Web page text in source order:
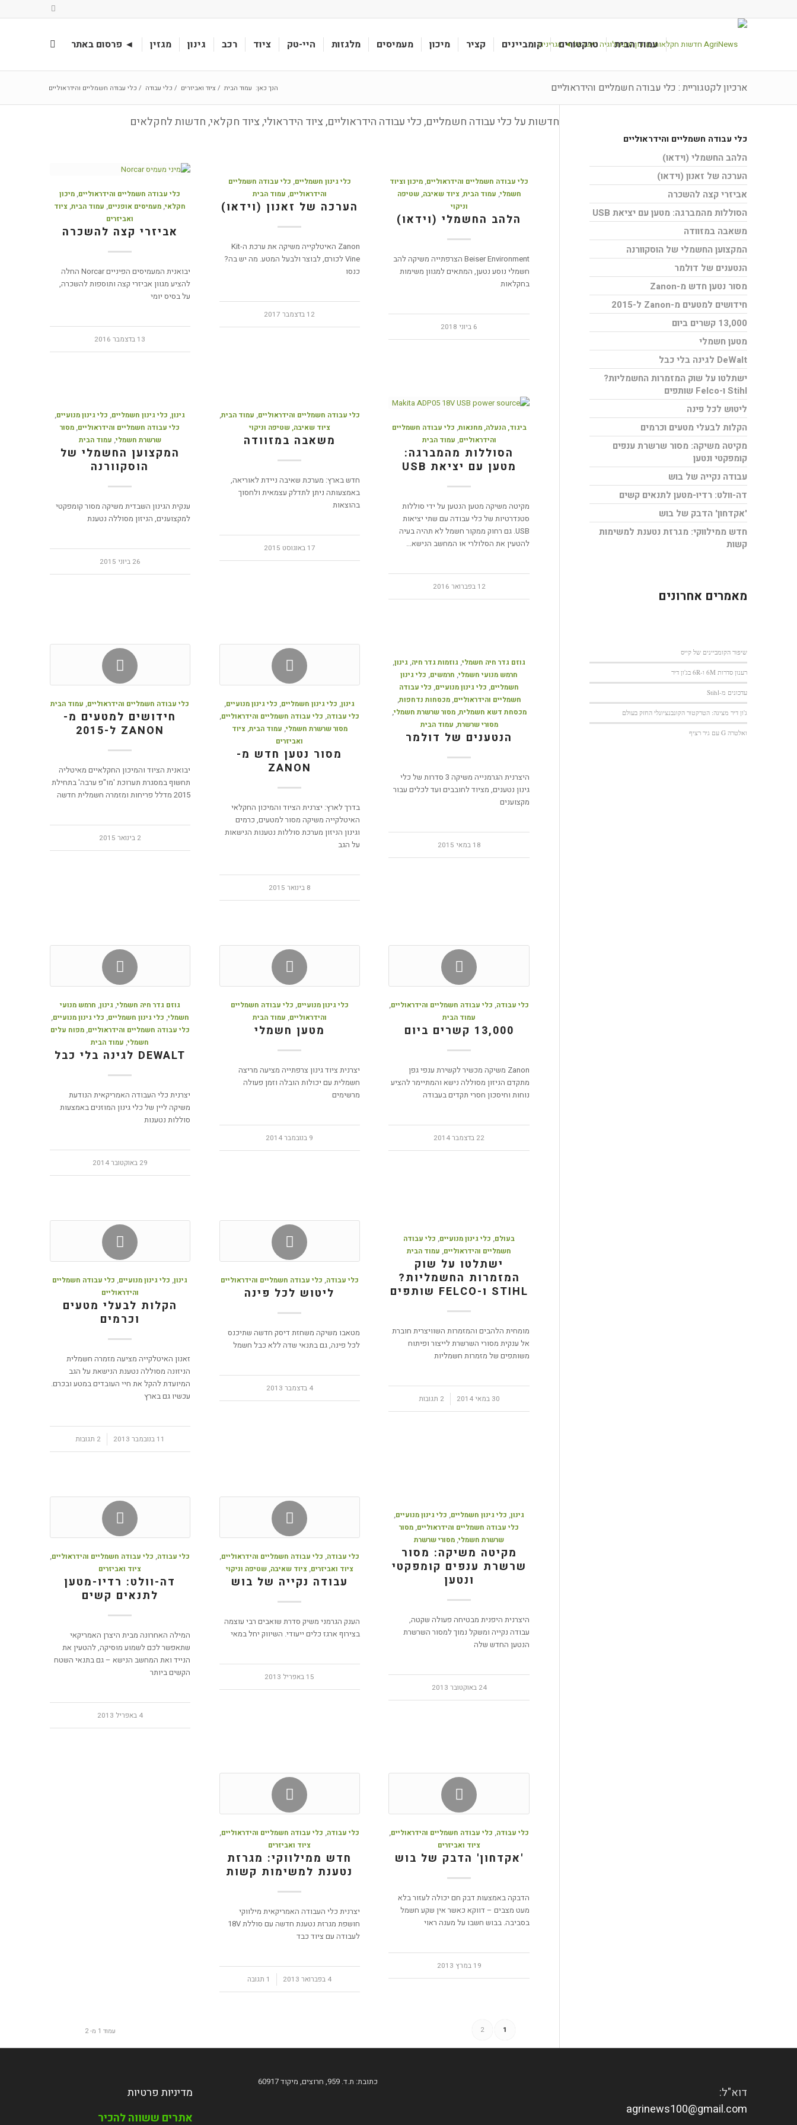
עמוד הבית טרקטורים קומביינים קציר מיכון מעמיסים מלגזות היי-טק ציוד רכב גינון מגזין ◄ פרסום באתר
ארכיון לקטגוריית : כלי עבודה חשמליים והידראוליים הנך כאן: עמוד הבית / ציוד ואביזרים / כלי עבודה / כלי עבודה חשמליים והידראוליים
חדשות על כלי עבודה חשמליים, כלי עבודה הידראוליים, ציוד הידראולי, ציוד חקלאי, חדשות לחקלאים
כלי עבודה חשמליים והידראוליים, מיכון וציוד
חשמלי, עמוד הבית,ציוד שאיבה, שטיפה
וניקוי
הלהב החשמלי (וידאו)
Beiser Environment הצרפתייה משיקה להב
חשמלי נוסע נטען, המתאים למגוון משימות
בחקלאות
6 ביוני 2018
כלי גינון חשמליים, כלי עבודה חשמליים
והידראוליים, עמוד הבית
הערכה של זאנון (וידאו)
Zanon האיטלקייה משיקה את ערכת ה-Kit
Vine לכורם, לבוצר ולבעל המטע. מה יש בה?
כנסו
12 בדצמבר 2017
כלי עבודה חשמליים והידראוליים, מיכון
חקלאי, מעמיסים אופניים, עמוד הבית, ציוד
ואביזרים
אביזרי קצה להשכרה
יבואנית המעמיסים הפיניים Norcar החלה
להציע מגוון אביזרי קצה ותוספות להשכרה,
על בסיס יומי
13 בדצמבר 2016
ביגוד, הנעלה, מחנאות, כלי עבודה חשמליים
והידראוליים, עמוד הבית
הסוללות מהמברגה:
מטען עם יציאת USB
מקיטה משיקה מטען הנטען על ידי סוללות
סטנדרטיות של כלי עבודה עם שתי יציאות
USB. גם רחוק ממקור חשמל לא תהיה בעיה
להטעין את הסלולרי או המחשב הנישא...
12 בפברואר 2016
כלי עבודה חשמליים והידראוליים, עמוד הבית,
ציוד שאיבה, שטיפה וניקוי
משאבה במזוודה
חדש בארץ: מערכת שאיבה ניידת לאוריאה,
באמצעותה ניתן לתדלק עצמאית ולחסוך
בהוצאות
17 באוגוסט 2015
גינון, כלי גינון חשמליים, כלי גינון מנועיים,
כלי עבודה חשמליים והידראוליים, מסור
שרשרת חשמלי, עמוד הבית
המקצוען החשמלי של
הוסקוורנה
ענקית הגינון השבדית משיקה מסור קומפקטי
למקצוענים, הניזון מסוללה נטענת
26 ביוני 2015
גוזם גדר חיה חשמלי, גוזמות גדר חיה, גינון,
חרמש מנועי חשמלי, חרמשים, כלי גינון
חשמליים, כלי גינון מנועיים, כלי עבודה
חשמליים והידראוליים,מכסחות נדחפות,
מכסחת דשא חשמלית,מסור שרשרת חשמלי,
מסורי שרשרת, עמוד הבית
הנטענים של דולמר
היצרנית הגרמנייה משיקה 3 סדרות של כלי
גינון נטענים, מציוד לחובבים ועד לכלים עבור
מקצוענים
18 במאי 2015
גינון, כלי גינון חשמליים, כלי גינון מנועיים,
כלי עבודה, כלי עבודה חשמליים והידראוליים,
מסור שרשרת חשמלי, עמוד הבית,ציוד
ואביזרים
מסור נטען חדש מ-
ZANON
בדרך לארץ: יצרנית הציוד והמיכון החקלאי
האיטלקייה משיקה מסור למטעים, כרמים
וגינון הניזון מערכת סוללות נטענות הנישאות
על הגב
8 בינואר 2015
כלי עבודה חשמליים והידראוליים, עמוד הבית
חידושים למטעים מ-
ZANON ל-2015
יבואנית הציוד והמיכון החקלאיים מאיטליה
תחשוף במסגרת תערוכת 'מו"פ ערבה' בתחילת
2015 מדלל פריחות ומזמרה חשמלית חדשה
2 בינואר 2015
כלי עבודה, כלי עבודה חשמליים והידראוליים,
עמוד הבית
13,000 קשרים ביום
Zanon משיקה מכשיר לקשירת ענפי גפן
מתקדם הניזון מסוללה נישא והמתיימר להציע
נוחות וחיסכון חסרי תקדים בעבודה
22 בדצמבר 2014
כלי גינון מנועיים, כלי עבודה חשמליים
והידראוליים, עמוד הבית
מטען חשמלי
יצרנית ציוד גינון צרפתייה מציעה מריצה
חשמלית עם יכולות הובלה וזמן פעולה
מרשימים
9 בנובמבר 2014
גוזם גדר חיה חשמלי,גינון, חרמש מנועי
חשמלי, כלי גינון חשמליים, כלי גינון מנועיים,
כלי עבודה חשמליים והידראוליים,מפוח עלים
חשמלי, עמוד הבית
DEWALT לגינה בלי כבל
יצרנית כלי העבודה האמריקאית הנודעת
משיקה ליין של כלי גינון המוזנים באמצעות
סוללות נטענות
29 באוקטובר 2014
בעולם, כלי גינון מנועיים, כלי עבודה
חשמליים והידראוליים, עמוד הבית
ישתלטו על שוק
המזמרות החשמליות?
STIHL ו-FELCO שותפים
מומחית הלהבים והמזמרות השוויצרית חוברת
אל ענקית מסורי השרשרת לייצור ופיתוח
משותפים של מזמרות חשמליות
30 במאי 2014 / 2 תגובות
כלי עבודה, כלי עבודה חשמליים והידראוליים
ליטוש לכל פינה
מטאבו משיקה משחזת דיסק חדשה שתיכנס
לכל פינה, גם בתנאי שדה ללא כבל חשמל
4 בדצמבר 2013
גינון, כלי גינון מנועיים, כלי עבודה חשמליים
והידראוליים
הקלות לבעלי מטעים
וכרמים
זאנון האיטלקייה מציעה מזמרה חשמלית
הניזונה מסוללה נטענת הנישאת על הגב
המיועדת להקל את חיי העובדים במטע ובכרם.
עכשיו גם בארץ
11 בנובמבר 2013 / 2 תגובות
גינון, כלי גינון חשמליים, כלי גינון מנועיים,
כלי עבודה חשמליים והידראוליים, מסור
שרשרת חשמלי, מסורי שרשרת
מקיטה משיקה: מסור
שרשרת ענפים קומפקטי
ונטען
היצרנית היפנית מבטיחה פעולה שקטה,
עבודה נקייה ומשקל נמוך למסור השרשרת
הנטען החדש שלה
24 באוקטובר 2013
כלי עבודה, כלי עבודה חשמליים והידראוליים,
ציוד ואביזרים,ציוד שאיבה, שטיפה וניקוי
עבודה נקייה של בוש
הענק הגרמני משיק סדרת שואבים רבי עוצמה
בצירוף ארגז כלים ייעודי. השיווק יחל במאי
15 באפריל 2013
כלי עבודה, כלי עבודה חשמליים והידראוליים,
ציוד ואביזרים
דה-וולט: רדיו-מטען
לתנאים קשים
המילה האחרונה מבית היצרן האמריקאי
שתאפשר לכם לשמוע מוסיקה, להטעין את
הנייד ואת המחשב הנישא – גם בתנאי השטח
הקשים ביותר
4 באפריל 2013
כלי עבודה, כלי עבודה חשמליים והידראוליים,
ציוד ואביזרים
'אקדחון' הדבק של בוש
הדבקה באמצעות דבק חם יכולה לעזור בלא
מעט מצבים – דווקא כאשר אין שקע חשמל
בסביבה. בבוש חשבו על מענה ראוי
19 במרץ 2013
כלי עבודה, כלי עבודה חשמליים והידראוליים,
ציוד ואביזרים
חדש ממילווקי: מגרזת
נטענת למשימות קשות
יצרנית כלי העבודה האמריקאית מילווקי
חושפת מגרזת נטענת חדשה עם סוללת 18V
לעבודה עם ציוד כבד
4 בפברואר 2013 / 1 תגובה
עמוד 1 מ- 2 1
2
כלי עבודה חשמליים והידראוליים
הלהב החשמלי (וידאו)
הערכה של זאנון (וידאו)
אביזרי קצה להשכרה
הסוללות מהמברגה: מטען עם יציאת USB
משאבה במזוודה
המקצוען החשמלי של הוסקוורנה
הנטענים של דולמר
מסור נטען חדש מ-Zanon
חידושים למטעים מ-Zanon ל-2015
13,000 קשרים ביום
מטען חשמלי
DeWalt לגינה בלי כבל
ישתלטו על שוק המזמרות החשמליות?
Stihl ו-Felco שותפים
ליטוש לכל פינה
הקלות לבעלי מטעים וכרמים
מקיטה משיקה: מסור שרשרת ענפים
קומפקטי ונטען
עבודה נקייה של בוש
דה-וולט: רדיו-מטען לתנאים קשים
'אקדחון' הדבק של בוש
חדש ממילווקי: מגרזת נטענת למשימות
קשות
מאמרים אחרונים
שיפור הקומביינים של קייס
רענון סדרות 6M ו-6R בג'ון דיר
עדכונים מ-Stihl
ג'ון דיר מציגה: הטרקטור הקונבנציונלי החזק בעולם
ואלטרה G עם גיר רציף
דוא"ל:
agrinews100@gmail.com
כתובת: ת.ד. 959, חרוצים, מיקוד 60917
מדיניות פרטיות
אתרים ששווה להכיר